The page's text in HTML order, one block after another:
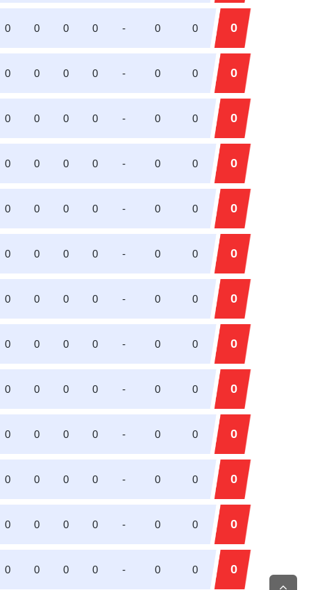
0 0 0 0 - 0 0 0
0 0 0 0 - 0 0 0
0 0 0 0 - 0 0 0
0 0 0 0 - 0 0 0
0 0 0 0 - 0 0 0
0 0 0 0 - 0 0 0
0 0 0 0 - 0 0 0
0 0 0 0 - 0 0 0
0 0 0 0 - 0 0 0
0 0 0 0 - 0 0 0
0 0 0 0 - 0 0 0
0 0 0 0 - 0 0 0
0 0 0 0 - 0 0 0